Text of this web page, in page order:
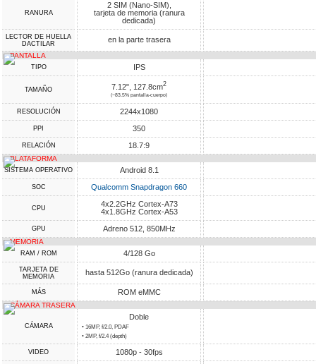
RANURA
2 SIM (Nano-SIM),
tarjeta de memoria (ranura
dedicada)
LECTOR DE HUELLA
DACTILAR
en la parte trasera
PANTALLA
TIPO IPS
TAMAÑO 7.12", 127.8cm2
(~83.5% pantalla-cuerpo)
RESOLUCIÓN 2244x1080
PPI 350
RELACIÓN 18.7:9
PLATAFORMA
SISTEMA OPERATIVO Android 8.1
SOC Qualcomm Snapdragon 660
CPU
4x2.2GHz Cortex-A73
4x1.8GHz Cortex-A53
GPU Adreno 512, 850MHz
MEMORIA
RAM / ROM 4/128 Go
TARJETA DE
MEMORIA
hasta 512Go (ranura dedicada)
MÁS ROM eMMC
CÁMARA TRASERA
CÁMARA
Doble
• 16MP, f/2.0, PDAF
• 2MP, f/2.4 (depth)
VIDEO 1080p - 30fps